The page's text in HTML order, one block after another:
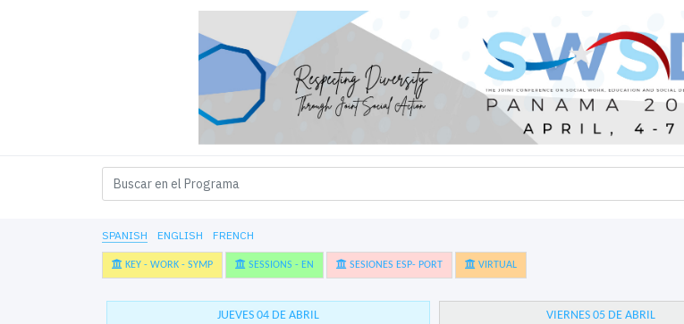
SPANISH ENGLISH FRENCH
KEY - WORK - SYMP SESSIONS - EN SESIONES ESP- PORT VIRTUAL
JUEVES 04 DE ABRIL VIERNES 05 DE ABRIL